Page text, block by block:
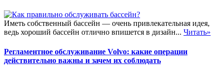
Иметь собственный бассейн — очень привлекательная идея,
ведь хороший бассейн отлично впишется в дизайн... Читать»
Регламентное обслуживание Volvo: какие операции
действительно важны и зачем их соблюдать